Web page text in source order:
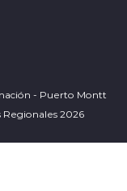
- Puerto Montt
Regionales 2026